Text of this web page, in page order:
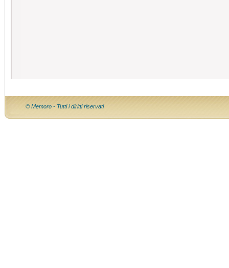
© Memoro - Tutti i diritti riservati